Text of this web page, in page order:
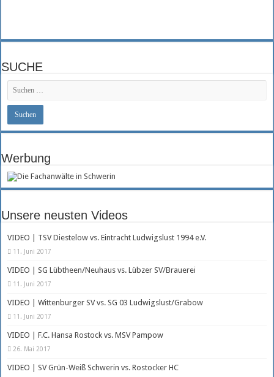
SUCHE
Werbung
Unsere neusten Videos
VIDEO | TSV Diestelow vs. Eintracht Ludwigslust 1994 e.V.
11. Juni 2017
VIDEO | SG Lübtheen/Neuhaus vs. Lübzer SV/Brauerei
11. Juni 2017
VIDEO | Wittenburger SV vs. SG 03 Ludwigslust/Grabow
11. Juni 2017
VIDEO | F.C. Hansa Rostock vs. MSV Pampow
26. Mai 2017
VIDEO | SV Grün-Weiß Schwerin vs. Rostocker HC